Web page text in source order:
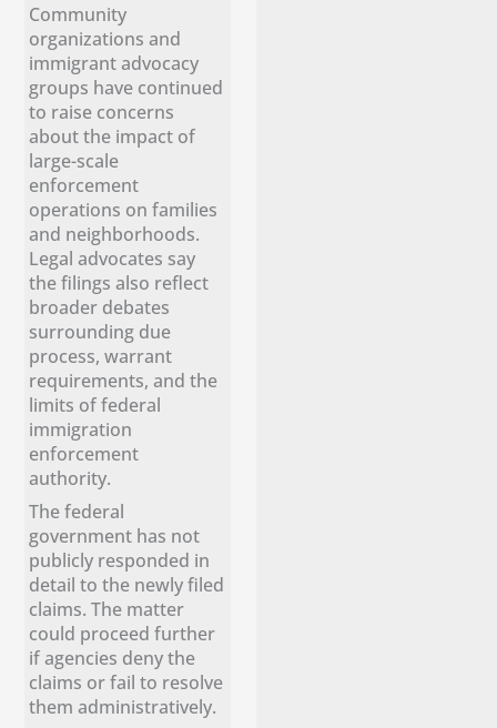
Community
organizations and
immigrant advocacy
groups have continued
to raise concerns
about the impact of
large-scale
enforcement
operations on families
and neighborhoods.
Legal advocates say
the filings also reflect
broader debates
surrounding due
process, warrant
requirements, and the
limits of federal
immigration
enforcement
authority.
The federal
government has not
publicly responded in
detail to the newly filed
claims. The matter
could proceed further
if agencies deny the
claims or fail to resolve
them administratively.